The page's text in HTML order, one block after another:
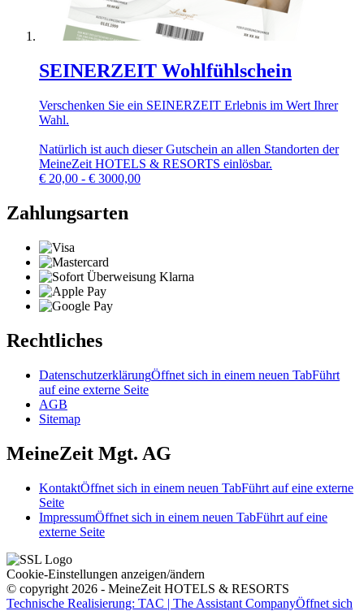
SEINERZEIT Wohlfühlschein
Verschenken Sie ein SEINERZEIT Erlebnis im Wert Ihrer
Wahl.
Natürlich ist auch dieser Gutschein an allen Standorten der
MeineZeit HOTELS & RESORTS einlösbar.
€ 20,00 - € 3000,00
Zahlungsarten
Rechtliches
DatenschutzerklärungÖffnet sich in einem neuen TabFührt
auf eine externe Seite
AGB
Sitemap
MeineZeit Mgt. AG
KontaktÖffnet sich in einem neuen TabFührt auf eine externe
Seite
ImpressumÖffnet sich in einem neuen TabFührt auf eine
externe Seite
Cookie-Einstellungen anzeigen/ändern
© copyright 2026 - MeineZeit HOTELS & RESORTS
Technische Realisierung: TAC | The Assistant CompanyÖffnet sich